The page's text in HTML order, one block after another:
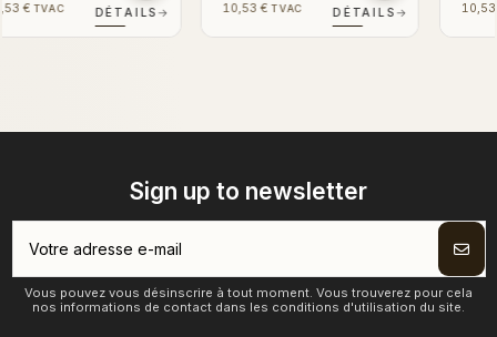
10,53 € TVAC DÉTAILS → 10,53 € TVAC DÉTAILS →
Sign up to newsletter
Vous pouvez vous désinscrire à tout moment. Vous trouverez pour cela
nos informations de contact dans les conditions d'utilisation du site.